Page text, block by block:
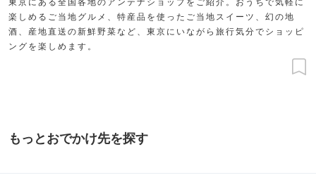
楽しめるご当地グルメ、特産品を使ったご当地スイーツ、幻の地
酒、産地直送の新鮮野菜など、東京にいながら旅行気分でショッピ
ングを楽しめます。
もっとおでかけ先を探す